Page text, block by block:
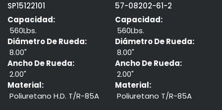
SP15122101
Capacidad:
560Lbs.
Diámetro De Rueda:
8.00"
Ancho De Rueda:
2.00"
Material:
Poliuretano H.D. T/R-85A
57-08202-61-2
Capacidad:
560Lbs.
Diámetro De Rueda:
8.00"
Ancho De Rueda:
2.00"
Material:
Poliuretano T/R-85A